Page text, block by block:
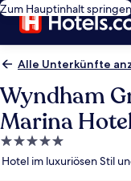
Zum Hauptinhalt springen
Alle Unterkünfte
Wyndham
Marina
5.0-
Sterne-
Hotel im luxuriösen Stil